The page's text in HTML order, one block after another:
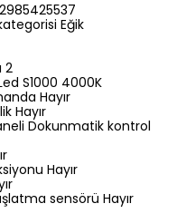
Eğik
2
S1000 4000K
Hayır
Hayır
Dokunmatik kontrol
Hayır
sensörü Hayır